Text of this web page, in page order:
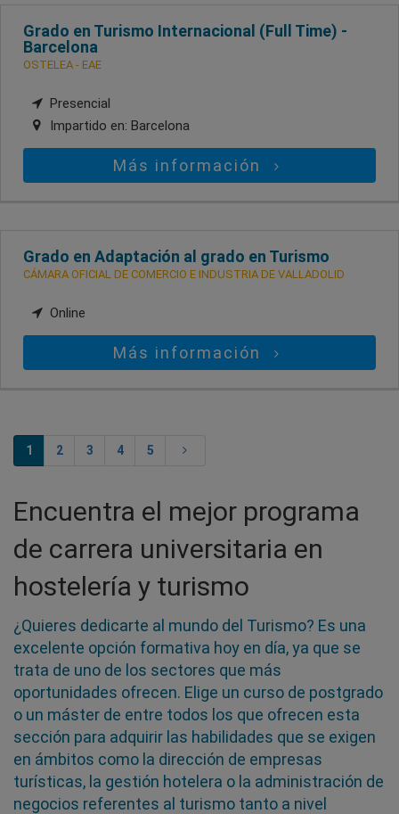
Grado en Turismo Internacional (Full Time) -
Barcelona
OSTELEA - EAE
Presencial
Impartido en: Barcelona
Más información
Grado en Adaptación al grado en Turismo
CÁMARA OFICIAL DE COMERCIO E INDUSTRIA DE VALLADOLID
Online
Más información
1 2 3 4 5
Encuentra el mejor programa
de carrera universitaria en
hostelería y turismo
¿Quieres dedicarte al mundo del Turismo? Es una
excelente opción formativa hoy en día, ya que se
trata de uno de los sectores que más
oportunidades ofrecen. Elige un curso de postgrado
o un máster de entre todos los que ofrecen esta
sección para adquirir las habilidades que se exigen
en ámbitos como la dirección de empresas
turísticas, la gestión hotelera o la administración de
negocios referentes al turismo tanto a nivel